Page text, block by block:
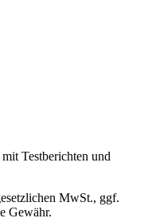
Testberichten und
MwSt., ggf.
Gewähr.